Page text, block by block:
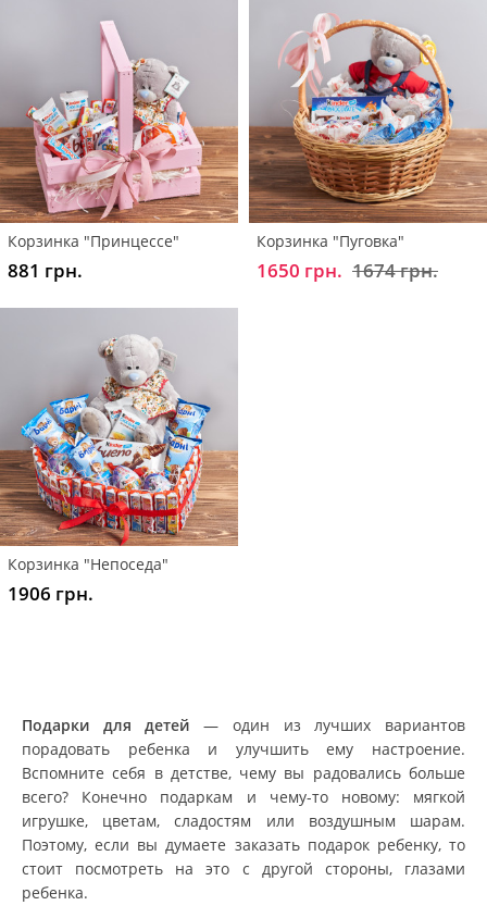
Корзинка "Принцессе"
881 грн.
Корзинка "Пуговка"
1650 грн. 1674 грн.
Корзинка "Непоседа"
1906 грн.
Подарки для детей — один из лучших вариантов
порадовать ребенка и улучшить ему настроение.
Вспомните себя в детстве, чему вы радовались больше
всего? Конечно подаркам и чему-то новому: мягкой
игрушке, цветам, сладостям или воздушным шарам.
Поэтому, если вы думаете заказать подарок ребенку, то
стоит посмотреть на это с другой стороны, глазами
ребенка.